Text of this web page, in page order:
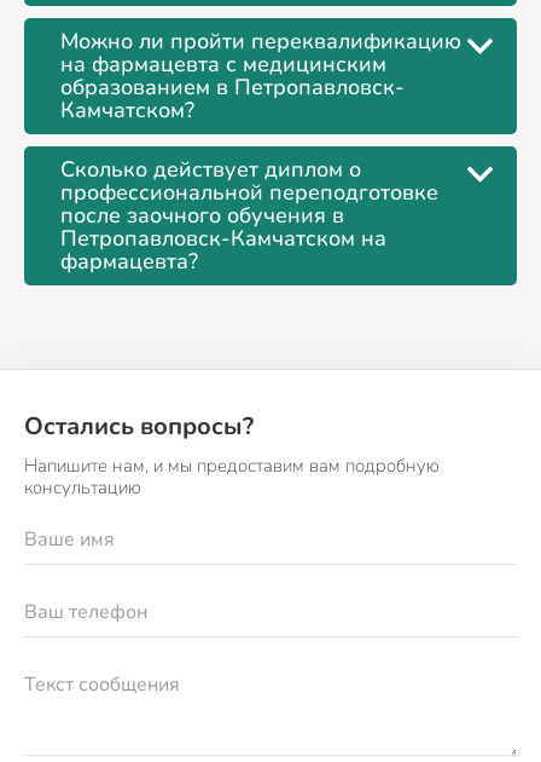
Можно ли пройти переквалификацию
на фармацевта с медицинским
образованием в Петропавловск-
Камчатском?
Сколько действует диплом о
профессиональной переподготовке
после заочного обучения в
Петропавловск-Камчатском на
фармацевта?
Остались вопросы?
Напишите нам, и мы предоставим вам подробную
консультацию